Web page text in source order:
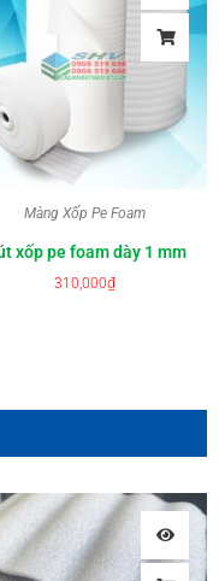
Màng Xốp Pe Foam
xốp pe foam dày 1 mm
310,000₫